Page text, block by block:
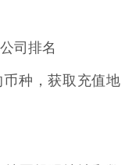
司排名
币种，获取充值地